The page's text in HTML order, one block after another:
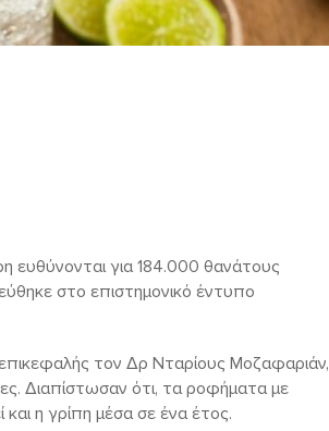
ευθύνονται για 184.000 θανάτους
στο επιστημονικό έντυπο
τον Δρ Νταρίους Μοζαφαριάν,
Διαπίστωσαν ότι, τα ροφήματα με
η γρίπη μέσα σε ένα έτος.